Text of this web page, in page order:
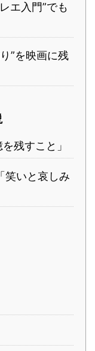
エ入門”でも
”を映画に残
残すこと」
笑いと哀しみ